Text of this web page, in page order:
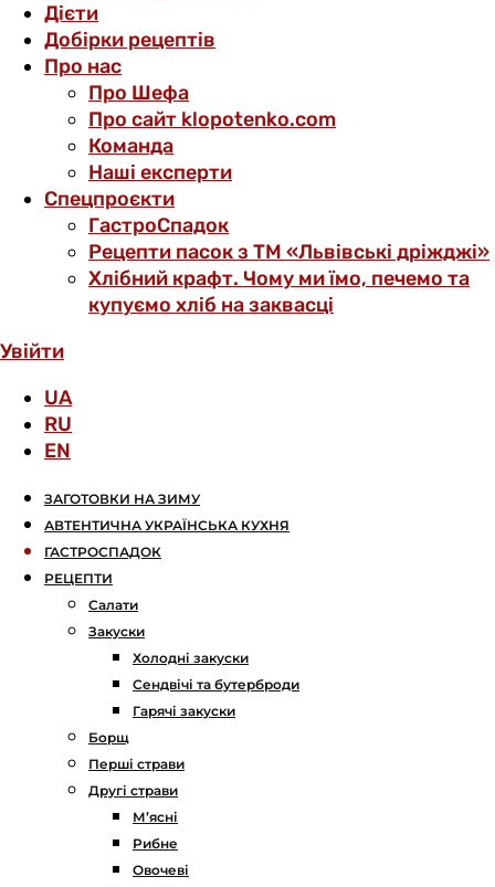
Дієти
Добірки рецептів
Про нас
Про Шефа
Про сайт klopotenko.com
Команда
Наші експерти
Спецпроєкти
ГастроСпадок
Рецепти пасок з ТМ «Львівські дріжджі»
Хлібний крафт. Чому ми їмо, печемо та
купуємо хліб на заквасці
Увійти
UA
RU
EN
ЗАГОТОВКИ НА ЗИМУ
АВТЕНТИЧНА УКРАЇНСЬКА КУХНЯ
ГАСТРОСПАДОК
РЕЦЕПТИ
Салати
Закуски
Холодні закуски
Сендвічі та бутерброди
Гарячі закуски
Борщ
Перші страви
Другі страви
М’ясні
Рибне
Овочеві